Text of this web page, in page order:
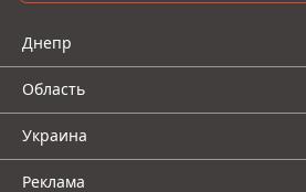
Днепр
Область
Украина
Реклама